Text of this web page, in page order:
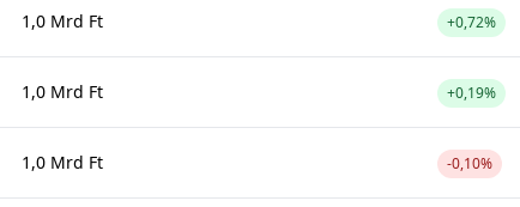
1,0 Mrd Ft +0,72%
1,0 Mrd Ft +0,19%
1,0 Mrd Ft -0,10%